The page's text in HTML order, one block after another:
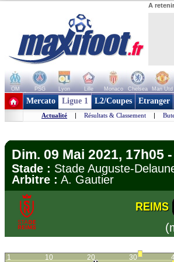
A
OM PSG Lyon Lille Monaco Chelsea Man Utd
+ de clubs
Mercato Ligue 1 L2/Coupes Etranger
Actualité | Résultats & Classement |
Dim. 09 Mai 2021, 17h05
Stade : Stade Auguste-
Arbitre : A. Gautier
REIMS
1 10 20 30